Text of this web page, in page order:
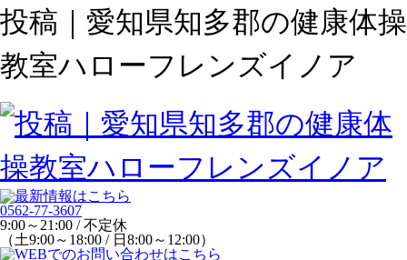
投稿｜愛知県知多郡の健康体操
教室ハローフレンズイノア
0562-77-3607
9:00～21:00 / 不定休
（土9:00～18:00 / 日8:00～12:00）